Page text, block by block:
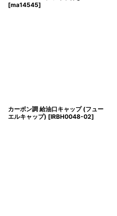
[ma14545]
カーボン調 給油口キャップ (フュー
エルキャップ) [IRBH0048-02]